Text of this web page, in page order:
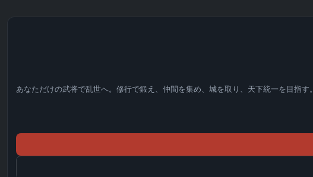
あなただけの武将で乱世へ。修行で鍛え、仲間を集め、城を取り、天下統一を目指す。